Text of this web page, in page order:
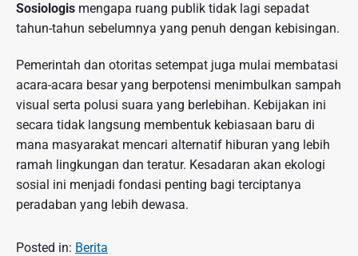
Sosiologis mengapa ruang publik tidak lagi sepadat
tahun-tahun sebelumnya yang penuh dengan kebisingan.
Pemerintah dan otoritas setempat juga mulai membatasi
acara-acara besar yang berpotensi menimbulkan sampah
visual serta polusi suara yang berlebihan. Kebijakan ini
secara tidak langsung membentuk kebiasaan baru di
mana masyarakat mencari alternatif hiburan yang lebih
ramah lingkungan dan teratur. Kesadaran akan ekologi
sosial ini menjadi fondasi penting bagi terciptanya
peradaban yang lebih dewasa.
Posted in: Berita